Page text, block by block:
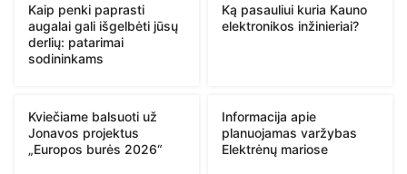
Kaip penki paprasti
augalai gali išgelbėti jūsų
derlių: patarimai
sodininkams
Ką pasauliui kuria Kauno
elektronikos inžinieriai?
Kviečiame balsuoti už
Jonavos projektus
„Europos burės 2026“
Informacija apie
planuojamas varžybas
Elektrėnų mariose